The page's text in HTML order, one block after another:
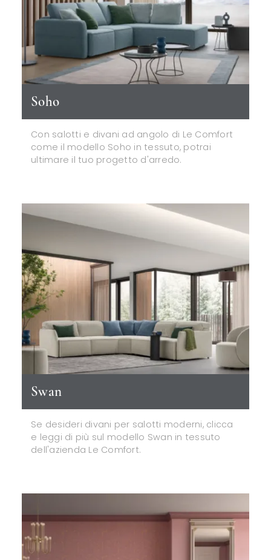
Soho
Con salotti e divani ad angolo di Le Comfort
come il modello Soho in tessuto, potrai
ultimare il tuo progetto d'arredo.
Swan
Se desideri divani per salotti moderni, clicca
e leggi di più sul modello Swan in tessuto
dell'azienda Le Comfort.